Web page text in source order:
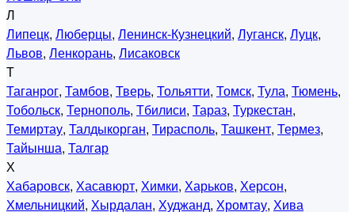
Л
Липецк, Люберцы, Ленинск-Кузнецкий, Луганск, Луцк,
Львов, Ленкорань, Лисаковск
Т
Таганрог, Тамбов, Тверь, Тольятти, Томск, Тула, Тюмень,
Тобольск, Тернополь, Тбилиси, Тараз, Туркестан,
Темиртау, Талдыкорган, Тирасполь, Ташкент, Термез,
Тайынша, Талгар
Х
Хабаровск, Хасавюрт, Химки, Харьков, Херсон,
Хмельницкий, Хырдалан, Худжанд, Хромтау, Хива